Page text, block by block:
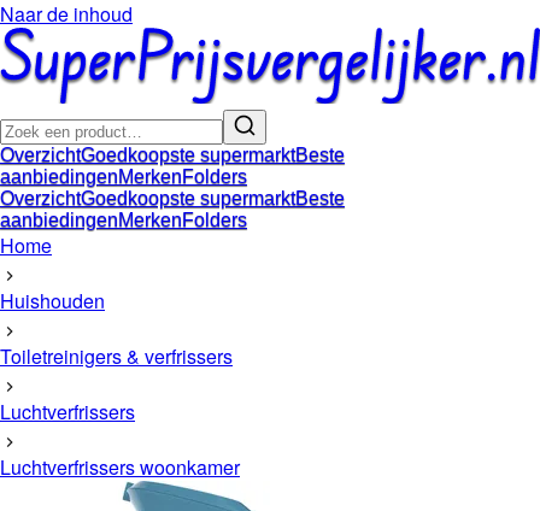
Naar de inhoud
OverzichtGoedkoopste supermarktBeste
aanbiedingenMerkenFolders
OverzichtGoedkoopste supermarktBeste
aanbiedingenMerkenFolders
Home
Huishouden
Toiletreinigers & verfrissers
Luchtverfrissers
Luchtverfrissers woonkamer